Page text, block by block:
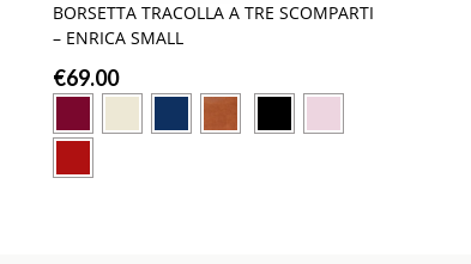
BORSETTA TRACOLLA A TRE SCOMPARTI
– ENRICA SMALL
€69.00